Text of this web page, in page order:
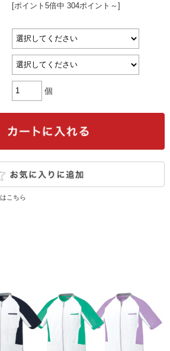
[ポイント5倍中 304ポイント～]
個
こちら